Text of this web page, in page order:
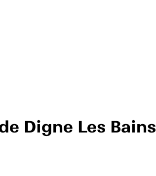
Digne Les Bains